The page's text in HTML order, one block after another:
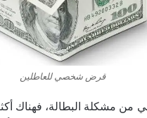
قرض شخصي للعاطلين
من مشكلة البطالة، فهناك